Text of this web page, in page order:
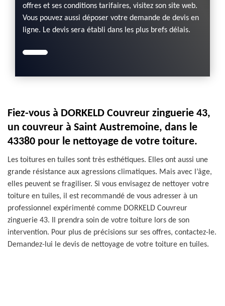
offres et ses conditions tarifaires, visitez son site web.
Vous pouvez aussi déposer votre demande de devis en
ligne. Le devis sera établi dans les plus brefs délais.
Fiez-vous à DORKELD Couvreur zinguerie 43,
un couvreur à Saint Austremoine, dans le
43380 pour le nettoyage de votre toiture.
Les toitures en tuiles sont très esthétiques. Elles ont aussi une
grande résistance aux agressions climatiques. Mais avec l’âge,
elles peuvent se fragiliser. Si vous envisagez de nettoyer votre
toiture en tuiles, il est recommandé de vous adresser à un
professionnel expérimenté comme DORKELD Couvreur
zinguerie 43. Il prendra soin de votre toiture lors de son
intervention. Pour plus de précisions sur ses offres, contactez-le.
Demandez-lui le devis de nettoyage de votre toiture en tuiles.